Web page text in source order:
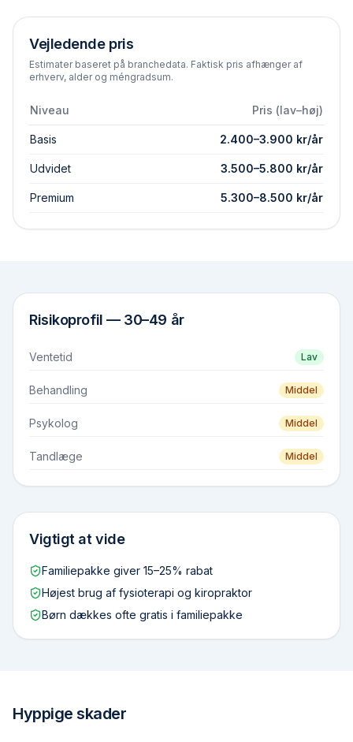
Vejledende pris
Estimater baseret på branchedata. Faktisk pris afhænger af
erhverv, alder og méngradsum.
Niveau Pris (lav–høj)
Basis 2.400–3.900 kr/år
Udvidet 3.500–5.800 kr/år
Premium 5.300–8.500 kr/år
Risikoprofil — 30–49 år
Ventetid Lav
Behandling Middel
Psykolog Middel
Tandlæge Middel
Vigtigt at vide
Familiepakke giver 15–25% rabat
Højest brug af fysioterapi og kiropraktor
Børn dækkes ofte gratis i familiepakke
Hyppige skader